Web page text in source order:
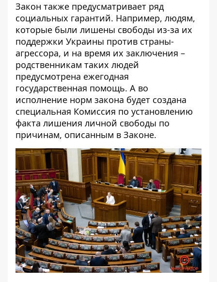
Закон также предусматривает ряд
социальных гарантий. Например, людям,
которые были лишены свободы из-за их
поддержки Украины против страны-
агрессора, и на время их заключения –
родственникам таких людей
предусмотрена ежегодная
государственная помощь. А во
исполнение норм закона будет создана
специальная Комиссия по установлению
факта лишения личной свободы по
причинам, описанным в Законе.